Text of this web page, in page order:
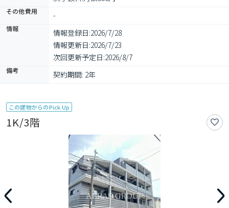
その他費用 -
情報 情報登録日:2026/7/28
情報更新日:2026/7/23
次回更新予定日:2026/8/7
備考 契約期間: 2年
この建物からのPick Up
1K/3階